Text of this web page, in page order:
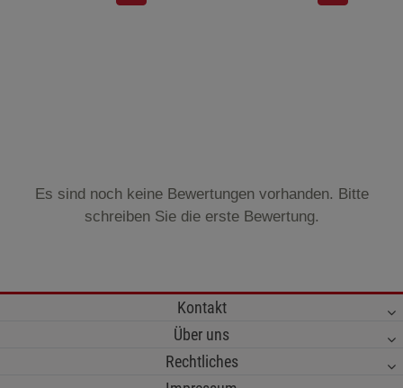
Es sind noch keine Bewertungen vorhanden. Bitte
schreiben Sie die erste Bewertung.
Kontakt
Über uns
Rechtliches